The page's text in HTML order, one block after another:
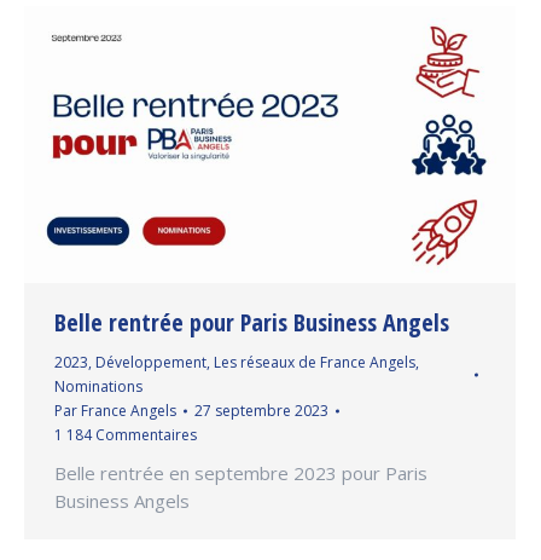
Belle rentrée pour Paris Business Angels
2023, Développement, Les réseaux de France Angels,
Nominations
Par France Angels
27 septembre 2023
1 184 Commentaires
Belle rentrée en septembre 2023 pour Paris
Business Angels